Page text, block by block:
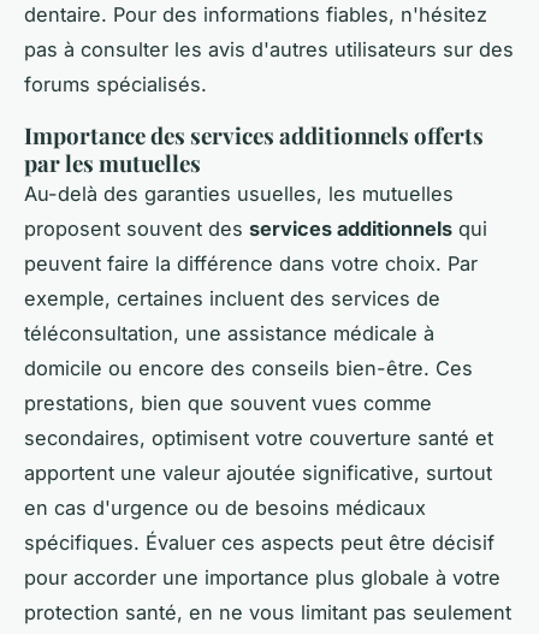
dentaire. Pour des informations fiables, n'hésitez
pas à consulter les avis d'autres utilisateurs sur des
forums spécialisés.
Importance des services additionnels offerts
par les mutuelles
Au-delà des garanties usuelles, les mutuelles
proposent souvent des services additionnels qui
peuvent faire la différence dans votre choix. Par
exemple, certaines incluent des services de
téléconsultation, une assistance médicale à
domicile ou encore des conseils bien-être. Ces
prestations, bien que souvent vues comme
secondaires, optimisent votre couverture santé et
apportent une valeur ajoutée significative, surtout
en cas d'urgence ou de besoins médicaux
spécifiques. Évaluer ces aspects peut être décisif
pour accorder une importance plus globale à votre
protection santé, en ne vous limitant pas seulement